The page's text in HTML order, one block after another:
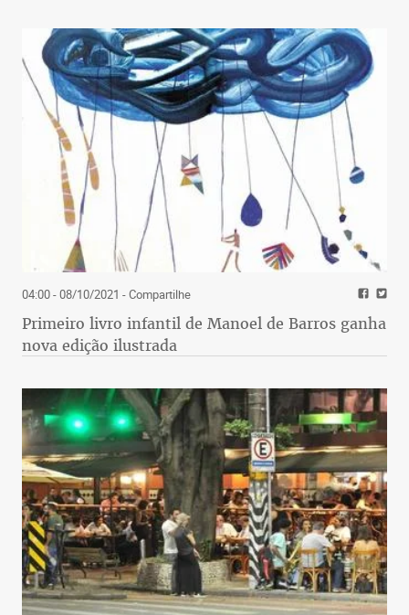
04:00 - 08/10/2021 - Compartilhe
Primeiro livro infantil de Manoel de Barros ganha
nova edição ilustrada